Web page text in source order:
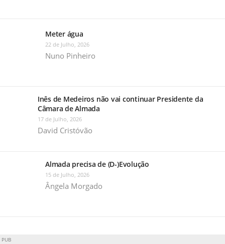
Meter água
22 de Julho, 2026
Nuno Pinheiro
Inês de Medeiros não vai continuar Presidente da
Câmara de Almada
17 de Julho, 2026
David Cristóvão
Almada precisa de (D-)Evolução
15 de Julho, 2026
Ângela Morgado
PUB